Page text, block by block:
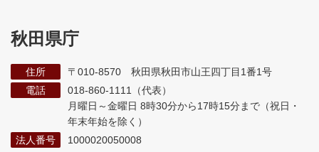
秋田県庁
住所
〒010-8570 秋田県秋田市山王四丁目1番1号
電話
018-860-1111（代表）
月曜日～金曜日 8時30分から17時15分まで （祝日・
年末年始を除く）
法人番号
1000020050008